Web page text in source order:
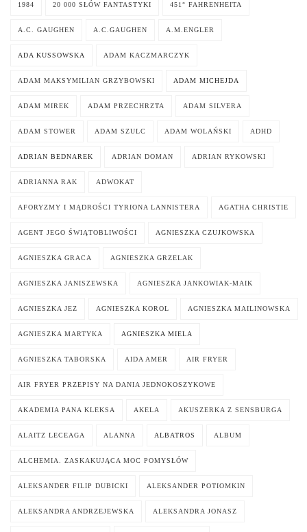
1984 20 000 SŁÓW FANTASTYKI 451° FAHRENHEITA
A.C. GAUGHEN A.C.GAUGHEN A.M.ENGLER
ADA KUSSOWSKA ADAM KACZMARCZYK
ADAM MAKSYMILIAN GRZYBOWSKI ADAM MICHEJDA
ADAM MIREK ADAM PRZECHRZTA ADAM SILVERA
ADAM STOWER ADAM SZULC ADAM WOLAŃSKI ADHD
ADRIAN BEDNAREK ADRIAN DOMAN ADRIAN RYKOWSKI
ADRIANNA RAK ADWOKAT
AFORYZMY I MĄDROŚCI TYRIONA LANNISTERA AGATHA CHRISTIE
AGENT JEGO ŚWIĄTOBLIWOŚCI AGNIESZKA CZUJKOWSKA
AGNIESZKA GRACA AGNIESZKA GRZELAK
AGNIESZKA JANISZEWSKA AGNIESZKA JANKOWIAK-MAIK
AGNIESZKA JEZ AGNIESZKA KOROL AGNIESZKA MAILINOWSKA
AGNIESZKA MARTYKA AGNIESZKA MIELA
AGNIESZKA TABORSKA AIDA AMER AIR FRYER
AIR FRYER PRZEPISY NA DANIA JEDNOKOSZYKOWE
AKADEMIA PANA KLEKSA AKELA AKUSZERKA Z SENSBURGA
ALAITZ LECEAGA ALANNA ALBATROS ALBUM
ALCHEMIA. ZASKAKUJĄCA MOC POMYSŁÓW
ALEKSANDER FILIP DUBICKI ALEKSANDER POTIOMKIN
ALEKSANDRA ANDRZEJEWSKA ALEKSANDRA JONASZ